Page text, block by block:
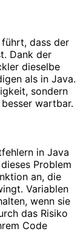
dass der
Dank der
dieselbe
als in Java.
sondern
wartbar.
in Java
Problem
an, die
Variablen
wenn sie
das Risiko
Code